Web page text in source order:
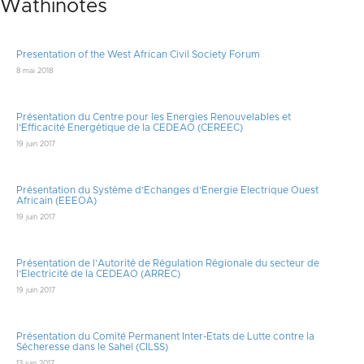
Wathinotes
Presentation of the West African Civil Society Forum
8 mai 2018
Présentation du Centre pour les Energies Renouvelables et
l’Efficacité Energétique de la CEDEAO (CEREEC)
19 juin 2017
Présentation du Système d’Echanges d’Energie Electrique Ouest
Africain (EEEOA)
19 juin 2017
Présentation de l’Autorité de Régulation Régionale du secteur de
l’Electricité de la CEDEAO (ARREC)
19 juin 2017
Présentation du Comité Permanent Inter-Etats de Lutte contre la
Sécheresse dans le Sahel (CILSS)